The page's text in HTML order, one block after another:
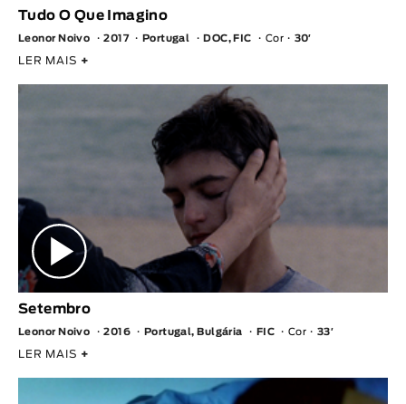
Tudo O Que Imagino
Leonor Noivo 2017 Portugal DOC, FIC Cor 30′
LER MAIS +
Setembro
Leonor Noivo 2016 Portugal, Bulgária FIC Cor 33′
LER MAIS +